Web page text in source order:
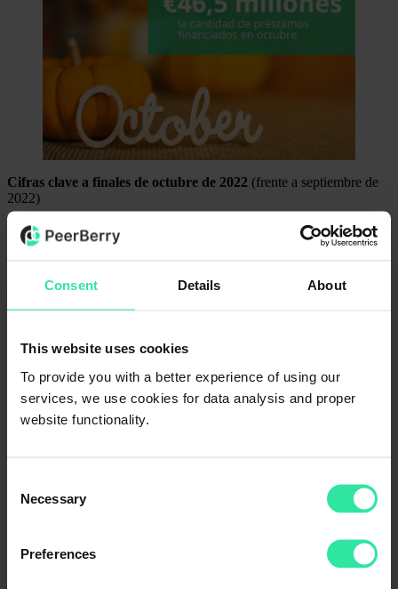
Consent Details About
This website uses cookies
To provide you with a better experience of using our
services, we use cookies for data analysis and proper
website functionality.
Selection
Necessary
Preferences
Cifras clave a finales de octubre de 2022 (frente a septiembre de
2022)
Cartera total de PeerBerry a finales de octubre: 96 983 816
EUR (+1,6 % ↑)
Volumen de préstamos financiados en octubre: 46 489 628
EUR (+3,6% ↑)
431 EUR (+4% ↑)
Intereses pagados a los inversores en Octubre: 622 422 EUR
ROI medio anual en octubre: 11,09 % (sin intereses de
programa de fidelidad)
Número de inversores verificados a finales de octubre: 61 174
(+1 140 ↑)